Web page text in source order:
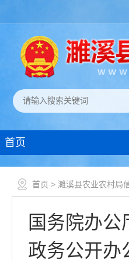
首页
首页 > 濉溪县农业农村局
国务院办公
政务公开办